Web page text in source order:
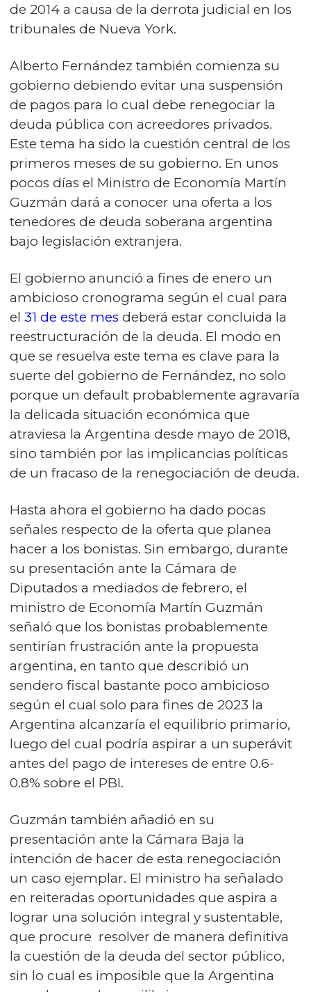
de 2014 a causa de la derrota judicial en los
tribunales de Nueva York.
Alberto Fernández también comienza su
gobierno debiendo evitar una suspensión
de pagos para lo cual debe renegociar la
deuda pública con acreedores privados.
Este tema ha sido la cuestión central de los
primeros meses de su gobierno. En unos
pocos días el Ministro de Economía Martín
Guzmán dará a conocer una oferta a los
tenedores de deuda soberana argentina
bajo legislación extranjera.
El gobierno anunció a fines de enero un
ambicioso cronograma según el cual para
el 31 de este mes deberá estar concluida la
reestructuración de la deuda. El modo en
que se resuelva este tema es clave para la
suerte del gobierno de Fernández, no solo
porque un default probablemente agravaría
la delicada situación económica que
atraviesa la Argentina desde mayo de 2018,
sino también por las implicancias políticas
de un fracaso de la renegociación de deuda.
Hasta ahora el gobierno ha dado pocas
señales respecto de la oferta que planea
hacer a los bonistas. Sin embargo, durante
su presentación ante la Cámara de
Diputados a mediados de febrero, el
ministro de Economía Martín Guzmán
señaló que los bonistas probablemente
sentirían frustración ante la propuesta
argentina, en tanto que describió un
sendero fiscal bastante poco ambicioso
según el cual solo para fines de 2023 la
Argentina alcanzaría el equilibrio primario,
luego del cual podría aspirar a un superávit
antes del pago de intereses de entre 0.6-
0.8% sobre el PBI.
Guzmán también añadió en su
presentación ante la Cámara Baja la
intención de hacer de esta renegociación
un caso ejemplar. El ministro ha señalado
en reiteradas oportunidades que aspira a
lograr una solución integral y sustentable,
que procure resolver de manera definitiva
la cuestión de la deuda del sector público,
sin lo cual es imposible que la Argentina